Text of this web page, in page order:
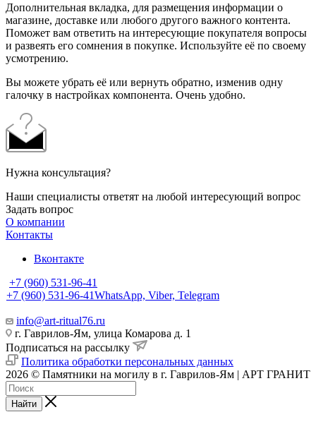
Дополнительная вкладка, для размещения информации о
магазине, доставке или любого другого важного контента.
Поможет вам ответить на интересующие покупателя вопросы
и развеять его сомнения в покупке. Используйте её по своему
усмотрению.
Вы можете убрать её или вернуть обратно, изменив одну
галочку в настройках компонента. Очень удобно.
Нужна консультация?
Наши специалисты ответят на любой интересующий вопрос
Задать вопрос
О компании
Контакты
Вконтакте
+7 (960) 531-96-41
+7 (960) 531-96-41WhatsApp, Viber, Telegram
info@art-ritual76.ru
г. Гаврилов-Ям, улица Комарова д. 1
Подписаться на рассылку
Политика обработки персональных данных
2026 © Памятники на могилу в г. Гаврилов-Ям | АРТ ГРАНИТ
Найти